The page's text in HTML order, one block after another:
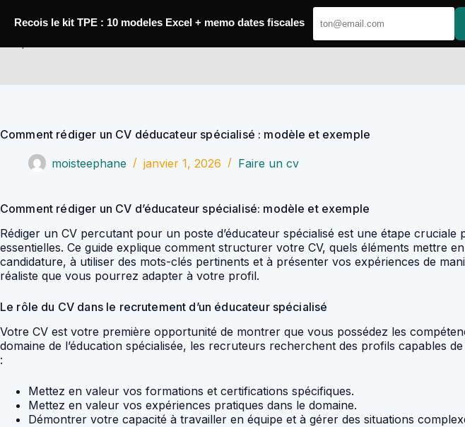
Comment rédiger un CV déducateur spécialisé : modèle et exemple
moisteephane janvier 1, 2026 Faire un cv
Comment rédiger un CV d’éducateur spécialisé: modèle et exemple
Rédiger un CV percutant pour un poste d’éducateur spécialisé est une étape
essentielles. Ce guide explique comment structurer votre CV, quels éléments
candidature, à utiliser des mots-clés pertinents et à présenter vos expériences de
réaliste que vous pourrez adapter à votre profil.
Le rôle du CV dans le recrutement d’un éducateur spécialisé
Votre CV est votre première opportunité de montrer que vous possédez les
domaine de l’éducation spécialisée, les recruteurs recherchent des profils capables
:
Mettez en valeur vos formations et certifications spécifiques.
Mettez en valeur vos expériences pratiques dans le domaine.
Démontrer votre capacité à travailler en équipe et à gérer des situations
Recois le kit TPE : 10 modeles Excel + memo dates fiscales